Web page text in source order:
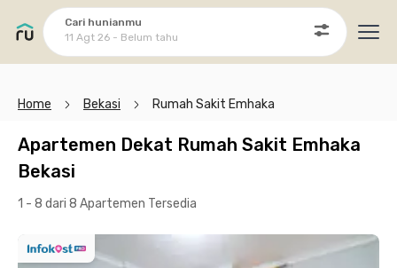
Cari hunianmu
11 Agt 26 - Belum tahu
Home Bekasi Rumah Sakit Emhaka
Apartemen Dekat Rumah Sakit Emhaka
Bekasi
1 - 8 dari 8 Apartemen Tersedia